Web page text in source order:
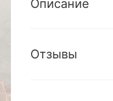
Описание
Отзывы